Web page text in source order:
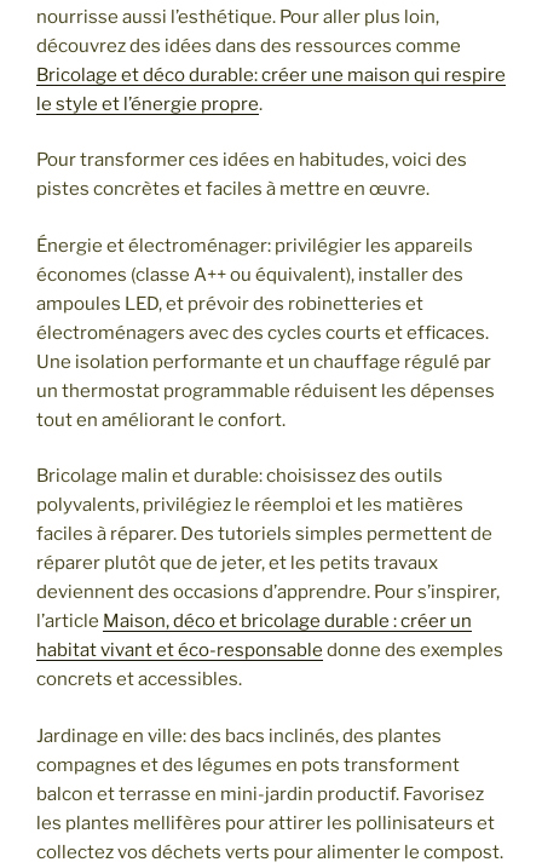
nourrisse aussi l’esthétique. Pour aller plus loin,
découvrez des idées dans des ressources comme
Bricolage et déco durable: créer une maison qui respire
le style et l’énergie propre.
Pour transformer ces idées en habitudes, voici des
pistes concrètes et faciles à mettre en œuvre.
Énergie et électroménager: privilégier les appareils
économes (classe A++ ou équivalent), installer des
ampoules LED, et prévoir des robinetteries et
électroménagers avec des cycles courts et efficaces.
Une isolation performante et un chauffage régulé par
un thermostat programmable réduisent les dépenses
tout en améliorant le confort.
Bricolage malin et durable: choisissez des outils
polyvalents, privilégiez le réemploi et les matières
faciles à réparer. Des tutoriels simples permettent de
réparer plutôt que de jeter, et les petits travaux
deviennent des occasions d’apprendre. Pour s’inspirer,
l’article Maison, déco et bricolage durable : créer un
habitat vivant et éco-responsable donne des exemples
concrets et accessibles.
Jardinage en ville: des bacs inclinés, des plantes
compagnes et des légumes en pots transforment
balcon et terrasse en mini-jardin productif. Favorisez
les plantes mellifères pour attirer les pollinisateurs et
collectez vos déchets verts pour alimenter le compost.